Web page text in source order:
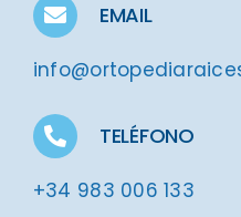
EMAIL
TELÉFONO
+34 983 006 133